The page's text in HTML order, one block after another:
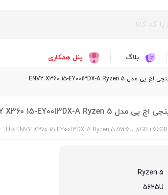
بلاگ پنل همکاری
Hp ENVY X360 15-EY0013DX-A Ryzen 5 5625U 8GB
Ryzen 5
5625U